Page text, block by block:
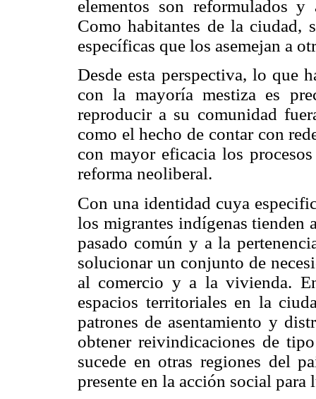
elementos son reformulados y
Como habitantes de la ciudad,
específicas que los asemejan a
Desde esta perspectiva, lo que
con la mayoría mestiza es
reproducir a su comunidad
como el hecho de contar con
con mayor eficacia los
reforma neoliberal.
Con una identidad cuya
los migrantes indígenas tienden
pasado común y a la
solucionar un conjunto de
al comercio y a la vivienda.
espacios territoriales en la
patrones de asentamiento y
obtener reivindicaciones de
sucede en otras regiones del
presente en la acción social para